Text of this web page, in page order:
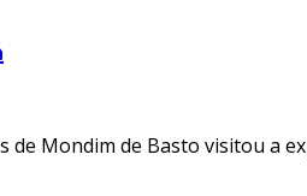
de Mondim de Basto visitou